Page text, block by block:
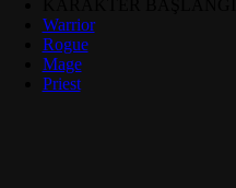
Warrior
Rogue
Mage
Priest